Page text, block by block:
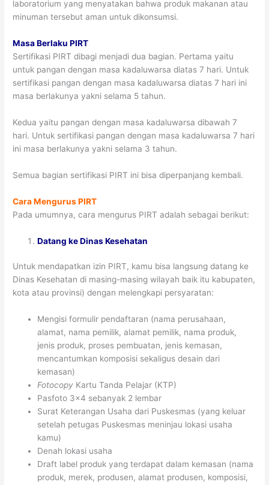
laboratorium yang menyatakan bahwa produk makanan atau
minuman tersebut aman untuk dikonsumsi.
Masa Berlaku PIRT
Sertifikasi PIRT dibagi menjadi dua bagian. Pertama yaitu
untuk pangan dengan masa kadaluwarsa diatas 7 hari. Untuk
sertifikasi pangan dengan masa kadaluwarsa diatas 7 hari ini
masa berlakunya yakni selama 5 tahun.
Kedua yaitu pangan dengan masa kadaluwarsa dibawah 7
hari. Untuk sertifikasi pangan dengan masa kadaluwarsa 7 hari
ini masa berlakunya yakni selama 3 tahun.
Semua bagian sertifikasi PIRT ini bisa diperpanjang kembali.
Cara Mengurus PIRT
Pada umumnya, cara mengurus PIRT adalah sebagai berikut:
Datang ke Dinas Kesehatan
Untuk mendapatkan izin PIRT, kamu bisa langsung datang ke
Dinas Kesehatan di masing-masing wilayah baik itu kabupaten,
kota atau provinsi) dengan melengkapi persyaratan:
Mengisi formulir pendaftaran (nama perusahaan,
alamat, nama pemilik, alamat pemilik, nama produk,
jenis produk, proses pembuatan, jenis kemasan,
mencantumkan komposisi sekaligus desain dari
kemasan)
Fotocopy Kartu Tanda Pelajar (KTP)
Pasfoto 3×4 sebanyak 2 lembar
Surat Keterangan Usaha dari Puskesmas (yang keluar
setelah petugas Puskesmas meninjau lokasi usaha
kamu)
Denah lokasi usaha
Draft label produk yang terdapat dalam kemasan (nama
produk, merek, produsen, alamat produsen, komposisi,